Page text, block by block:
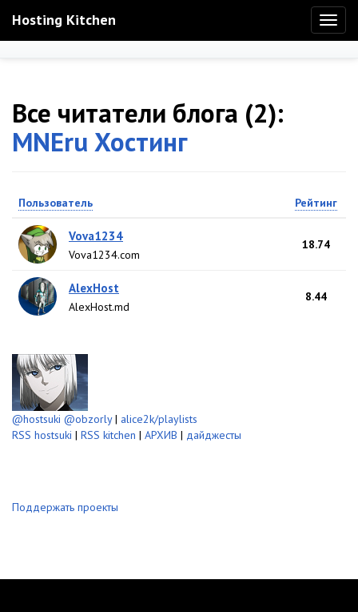
Hosting Kitchen
Все читатели блога (2):
MNEru Хостинг
Пользователь Рейтинг
Vova1234
Vova1234.com
18.74
AlexHost
AlexHost.md
8.44
@hostsuki @obzorly| alice2k/playlists
RSS hostsuki | RSS kitchen | АРХИВ | дайджесты
Поддержать проекты